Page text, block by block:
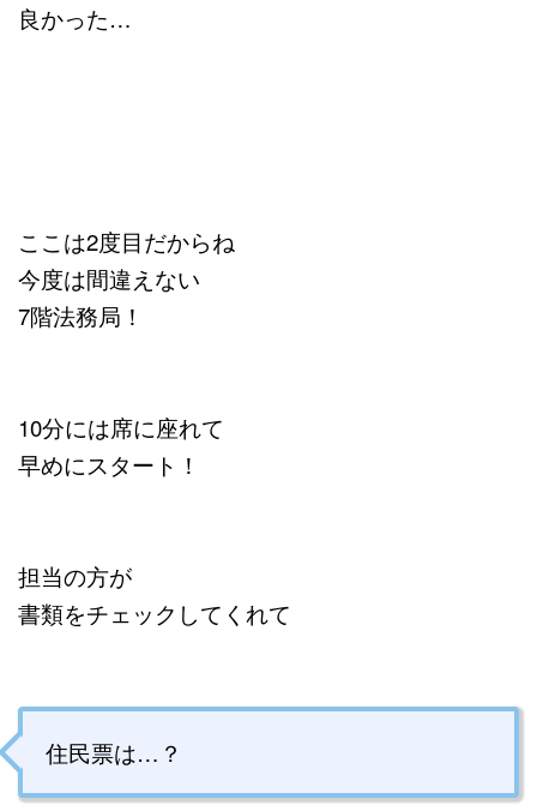
良かった…
ここは2度目だからね
今度は間違えない
7階法務局！
10分には席に座れて
早めにスタート！
担当の方が
書類をチェックしてくれて
住民票は…？